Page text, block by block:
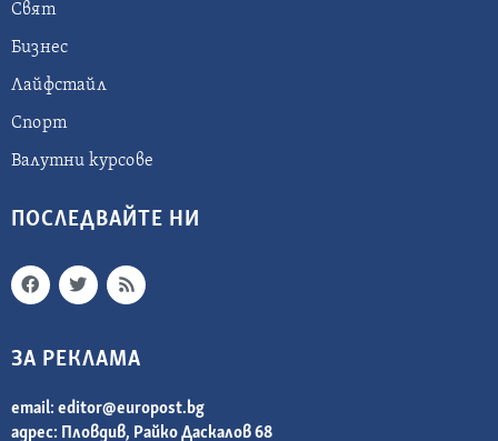
Свят
Бизнес
Лайфстайл
Спорт
Валутни курсове
ПОСЛЕДВАЙТЕ НИ
ЗА РЕКЛАМА
email: editor@europost.bg
адрес: Пловдив, Райко Даскалов 68